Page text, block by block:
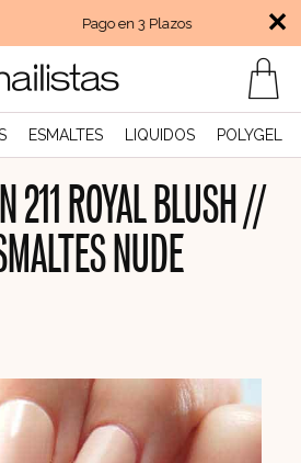
Pago en 3 Plazos ✕
ESMALTES LIQUIDOS POLYGEL
211 ROYAL BLUSH //
NUDE